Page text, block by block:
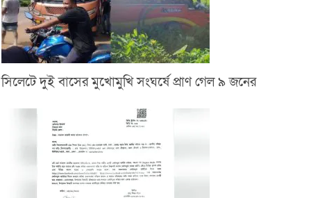
সিলেটে দুই বাসের মুখোমুখি সংঘর্ষে প্রাণ গেল ৯ জনের